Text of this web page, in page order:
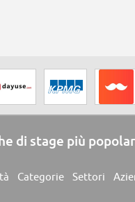
di stage più
Categorie Settori